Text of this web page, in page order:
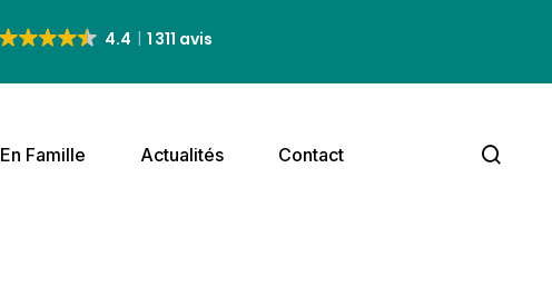
4.4 1 311 avis
En Famille Actualités Contact